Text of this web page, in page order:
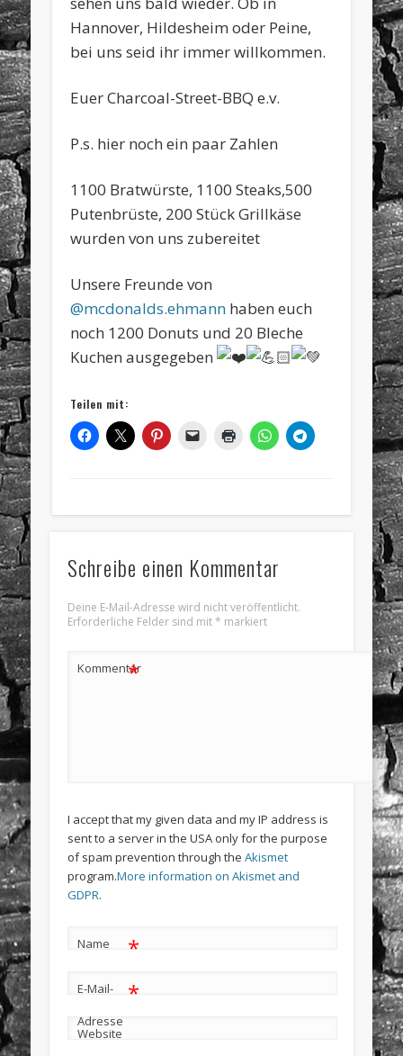
Hannover, Hildesheim oder Peine,
bei uns seid ihr immer willkommen.
Euer Charcoal-Street-BBQ e.v.
P.s. hier noch ein paar Zahlen
1100 Bratwürste, 1100 Steaks,500
Putenbrüste, 200 Stück Grillkäse
wurden von uns zubereitet
Unsere Freunde von
@mcdonalds.ehmann haben euch
noch 1200 Donuts und 20 Bleche
Kuchen ausgegeben
Teilen mit:
Schreibe einen Kommentar
Deine E-Mail-Adresse wird nicht veröffentlicht.
Erforderliche Felder sind mit* markiert
Kommentar
*
I accept that my given data and my IP address is
sent to a server in the USA only for the purpose
of spam prevention through the Akismet
program.More information on Akismet and
GDPR.
Name *
E-Mail-
Adresse
*
Website